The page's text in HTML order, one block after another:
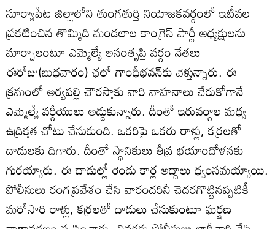
సూర్యాపేట జిల్లాలోని తుంగతుర్తి నియోజకవర్గంలో ఇటీవల
ప్రకటించిన తొమ్మిది మండలాల కాంగ్రెస్ పార్టీ అధ్యక్షులను
మార్చాలంటూ ఎమ్మెల్యే అసంతృప్తి వర్గం నేతలు
ఈరోజు(బుధవారం) ఛలో గాంధీభవన్‌కు వెళ్తున్నారు. ఈ
క్రమంలో అర్వపల్లి చౌరస్తాకు వారి వాహనాలు చేరుకోగానే
ఎమ్మెల్యే వర్గీయులు అడ్డుకున్నారు. దీంతో ఇరువర్గాల మధ్య
ఉద్రిక్తత చోటు చేసుకుంది. ఒకరిపై ఒకరు రాళ్లు, కర్రలతో
దాడులకు దిగారు. దీంతో స్థానికులు తీవ్ర భయాందోళనకు
గురయ్యారు. ఈ దాడుల్లో రెండు కార్ల అద్దాలు ధ్వంసమయ్యాయి.
పోలీసులు రంగప్రవేశం చేసి వారందరినీ చెదరగొట్టినప్పటికీ
మరోసారి రాళ్లు, కర్రలతో దాడులు చేసుకుంటూ ఘర్షణ